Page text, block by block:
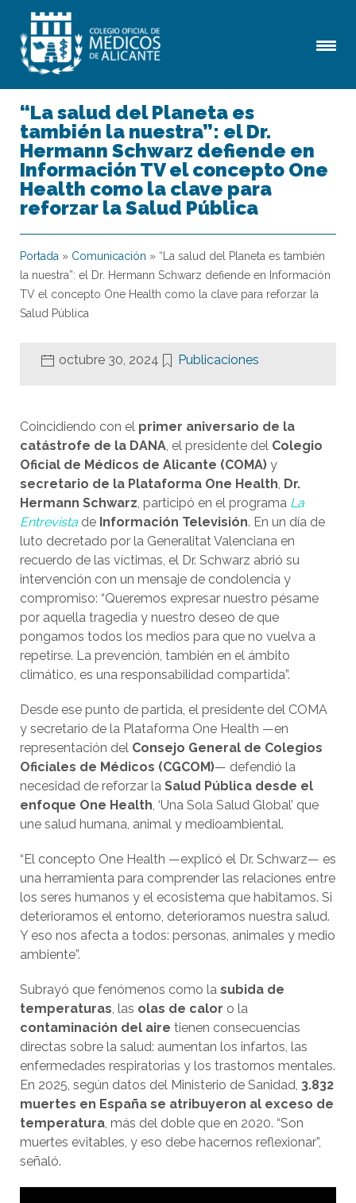
“La salud del Planeta es
también la nuestra”: el Dr.
Hermann Schwarz defiende en
Información TV el concepto One
Health como la clave para
reforzar la Salud Pública
Portada » Comunicación » “La salud del Planeta es también
la nuestra”: el Dr. Hermann Schwarz defiende en Información
TV el concepto One Health como la clave para reforzar la
Salud Pública
octubre 30, 2024 Publicaciones
Coincidiendo con el primer aniversario de la
catástrofe de la DANA, el presidente del Colegio
Oficial de Médicos de Alicante (COMA) y
secretario de la Plataforma One Health, Dr.
Hermann Schwarz, participó en el programa La
Entrevista de Información Televisión. En un día de
luto decretado por la Generalitat Valenciana en
recuerdo de las víctimas, el Dr. Schwarz abrió su
intervención con un mensaje de condolencia y
compromiso: “Queremos expresar nuestro pésame
por aquella tragedia y nuestro deseo de que
pongamos todos los medios para que no vuelva a
repetirse. La prevención, también en el ámbito
climático, es una responsabilidad compartida”.
Desde ese punto de partida, el presidente del COMA
y secretario de la Plataforma One Health —en
representación del Consejo General de Colegios
Oficiales de Médicos (CGCOM)— defendió la
necesidad de reforzar la Salud Pública desde el
enfoque One Health, ‘Una Sola Salud Global’ que
une salud humana, animal y medioambiental.
“El concepto One Health —explicó el Dr. Schwarz— es
una herramienta para comprender las relaciones entre
los seres humanos y el ecosistema que habitamos. Si
deterioramos el entorno, deterioramos nuestra salud.
Y eso nos afecta a todos: personas, animales y medio
ambiente”.
Subrayó que fenómenos como la subida de
temperaturas, las olas de calor o la
contaminación del aire tienen consecuencias
directas sobre la salud: aumentan los infartos, las
enfermedades respiratorias y los trastornos mentales.
En 2025, según datos del Ministerio de Sanidad, 3.832
muertes en España se atribuyeron al exceso de
temperatura, más del doble que en 2020. “Son
muertes evitables, y eso debe hacernos reflexionar”,
señaló.